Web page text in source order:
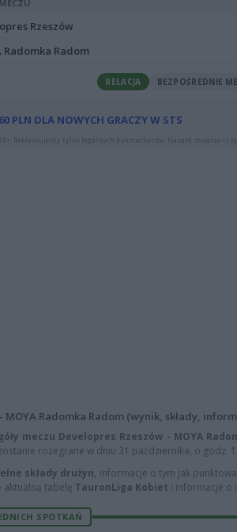
Rzeszów
Radomka Radom
RELACJA BEZPOŚREDNIE
PLN DLA NOWYCH GRACZY W STS
Reklamujemy tylko legalnych bukmacherów. Hazard stwarza
MOYA Radomka Radom (wynik, składy,
meczu Developres Rzeszów - MOYA
rozegrane w dniu 31 października, o godz.
składy drużyn, informacje o tym jak
aktualną tabelę TauronLiga Kobiet i informacje o
SPOTKAŃ